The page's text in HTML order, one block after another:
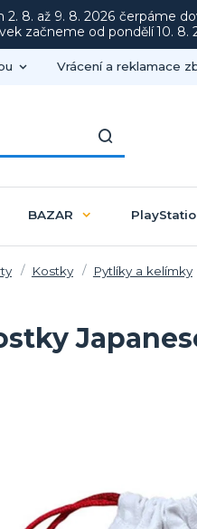
2. 8. až 9. 8. 2026 čerpáme
začneme od pondělí 10.
Vrácení a reklamace
BAZAR
Kostky Pytlíky a kelímky